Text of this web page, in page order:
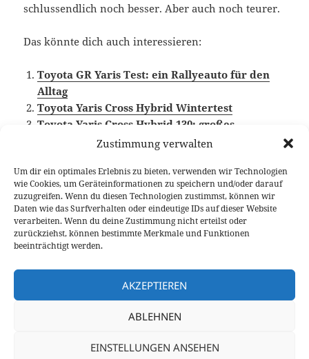
Zustimmung verwalten
Um dir ein optimales Erlebnis zu bieten, verwenden wir Technologien
wie Cookies, um Geräteinformationen zu speichern und/oder darauf
zuzugreifen. Wenn du diesen Technologien zustimmst, können wir
Daten wie das Surfverhalten oder eindeutige IDs auf dieser Website
verarbeiten. Wenn du deine Zustimmung nicht erteilst oder
zurückziehst, können bestimmte Merkmale und Funktionen
beeinträchtigt werden.
AKZEPTIEREN
ABLEHNEN
EINSTELLUNGEN ANSEHEN
schlussendlich noch besser. Aber auch noch teurer.
Das könnte dich auch interessieren:
Toyota GR Yaris Test: ein Rallyeauto für den
Alltag
Toyota Yaris Cross Hybrid Wintertest
Toyota Yaris Cross Hybrid 130: großes
Qualitäts-Update für den Bestseller
Veröffentlicht
am
15. August 2024 Autor
Larissa Rutkowski Kategorien
Fahrberichte
Toyota Yaris,Video Fahrbericht
Beitragsnavigation
Vorheriger
2024 Skoda Kamiq 1.5 TSI: Erleichterung